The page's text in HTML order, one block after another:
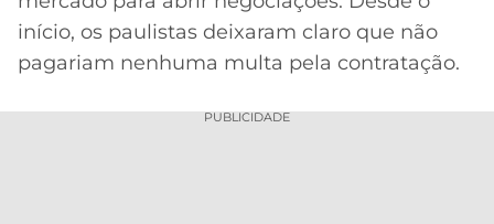
início, os paulistas deixaram claro que não
pagariam nenhuma multa pela contratação.
PUBLICIDADE